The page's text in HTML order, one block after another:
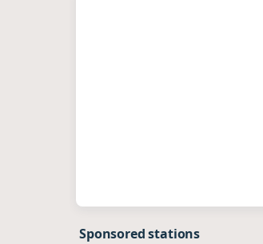
Sponsored stations